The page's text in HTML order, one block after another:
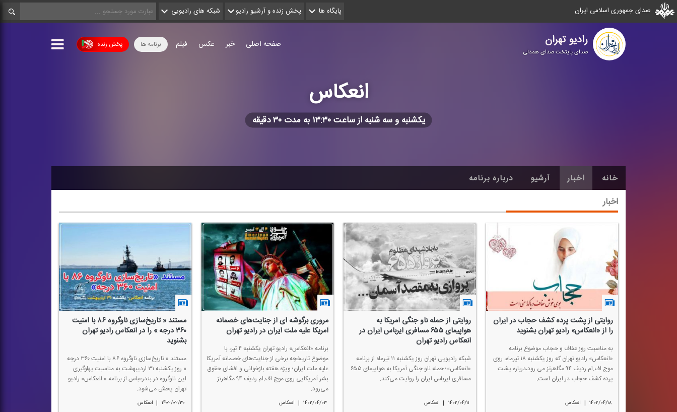
صدای جمهوری اسلامی ایران پایگاه ها پخش زنده و آرشیو رادیو شبکه های رادیویی
رادیو تهران
صدای پایتخت صدای همدلی
پخش زنده برنامه ها صفحه اصلی خبر عکس فیلم
انعكاس
یكشنبه و سه شنبه از ساعت ۱۳:۳۰ به مدت ۳۰ دقیقه
خانه اخبار آرشیو درباره برنامه
اخبار
روایتی از پشت پرده كشف حجاب در ایران
را از «انعكاس» رادیو تهران بشنوید
به مناسبت روز عفاف و حجاب موضوع برنامه
«انعكاس» رادیو تهران كه روز یكشنبه ۱۸ تیرماه، روی
موج اف.ام ردیف ۹۴ مگاهرتز می رود،درباره پشت
پرده كشف حجاب در ایران است.
۱۴۰۲/۰۴/۱۸ | انعكاس
روایتی از حمله ناو جنگی آمریكا به
هواپیمای ۶۵۵ مسافری ایرباس ایران در
انعكاس رادیو تهران
شبكه رادیویی تهران روز یكشنبه ۱۱ تیرماه از برنامه
«انعكاس»؛ حمله ناو جنگی آمریكا به هواپیمای ۶۵۵
مسافری ایرباس ایران را روایت می‌كند.
۱۴۰۲/۰۴/۱۱ | انعكاس
مروری برگوشه ای از جنایت‌های خصمانه
آمریكا علیه ملت ایران در رادیو تهران
برنامه «انعكاس» رادیو تهران یكشنبه ۴ تیر، با
موضوع تاریخچه برخی از جنایت‌های خصمانه آمریكا
علیه ملت ایران؛ ویژه هفته بازخوانی و افشای حقوق
بشر آمریكایی روی موج اف.ام ردیف ۹۴ مگاهرتز
می‌رود.
۱۴۰۲/۰۴/۰۳ | انعكاس
مستند « تاریخ‌سازی ناوگروه ۸۶ با امنیت
۳۶۰ درجه » را در انعكاس رادیو تهران
بشنوید
مستند « تاریخ‌سازی ناوگروه ۸۶ با امنیت ۳۶۰ درجه
» روز یكشنبه ۳۱ اردیبهشت به مناسبت پهلوگیری
این ناوگروه در بندرعباس از برنامه « انعكاس» رادیو
تهران پخش می‌شود.
۱۴۰۲/۰۲/۳۰ | انعكاس